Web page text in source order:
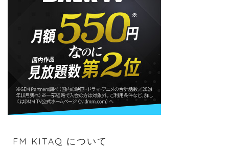
FM KITAQ について